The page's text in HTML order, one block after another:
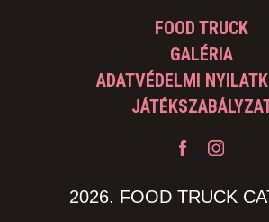
FOOD TRUCK
GALÉRIA
ADATVÉDELMI
2026. FOOD TRUCK